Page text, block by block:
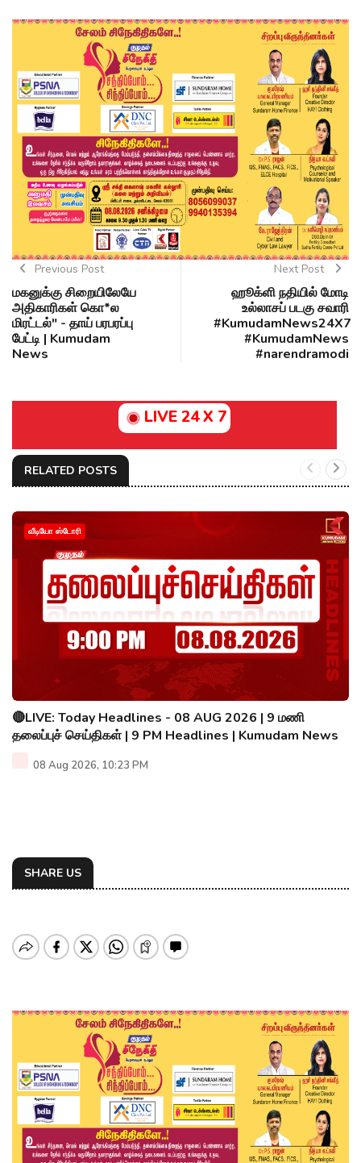
Previous Post
மகனுக்கு சிறையிலேயே
அதிகாரிகள் கொ*ல
மிரட்டல்" - தாய் பரபரப்பு
பேட்டி | Kumudam
News
Next Post
ஹூக்ளி நதியில் மோடி
உல்லாசப் படகு சவாரி
#KumudamNews24X7
#KumudamNews
#narendramodi
LIVE 24 X 7
RELATED POSTS
வீடியோ ஸ்டோரி
🔴LIVE: Today Headlines - 08 AUG 2026 | 9 மணி
தலைப்புச் செய்திகள் | 9 PM Headlines | Kumudam News
08 Aug 2026, 10:23 PM
SHARE US